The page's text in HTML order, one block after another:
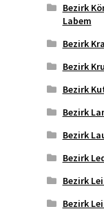
Bezirk
Labem
Bezirk
Bezirk
Bezirk
Bezirk
Bezirk
Bezirk
Bezirk
Bezirk